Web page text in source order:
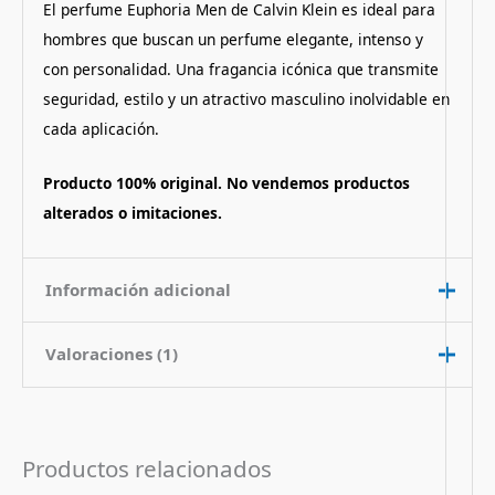
El perfume Euphoria Men de Calvin Klein es ideal para
hombres que buscan un perfume elegante, intenso y
con personalidad. Una fragancia icónica que transmite
seguridad, estilo y un atractivo masculino inolvidable en
cada aplicación.
Producto 100% original. No vendemos productos
alterados o imitaciones.
Información adicional
Contenido
Pais de Origen Estados Unidos
Valoraciones (1)
Productos relacionados